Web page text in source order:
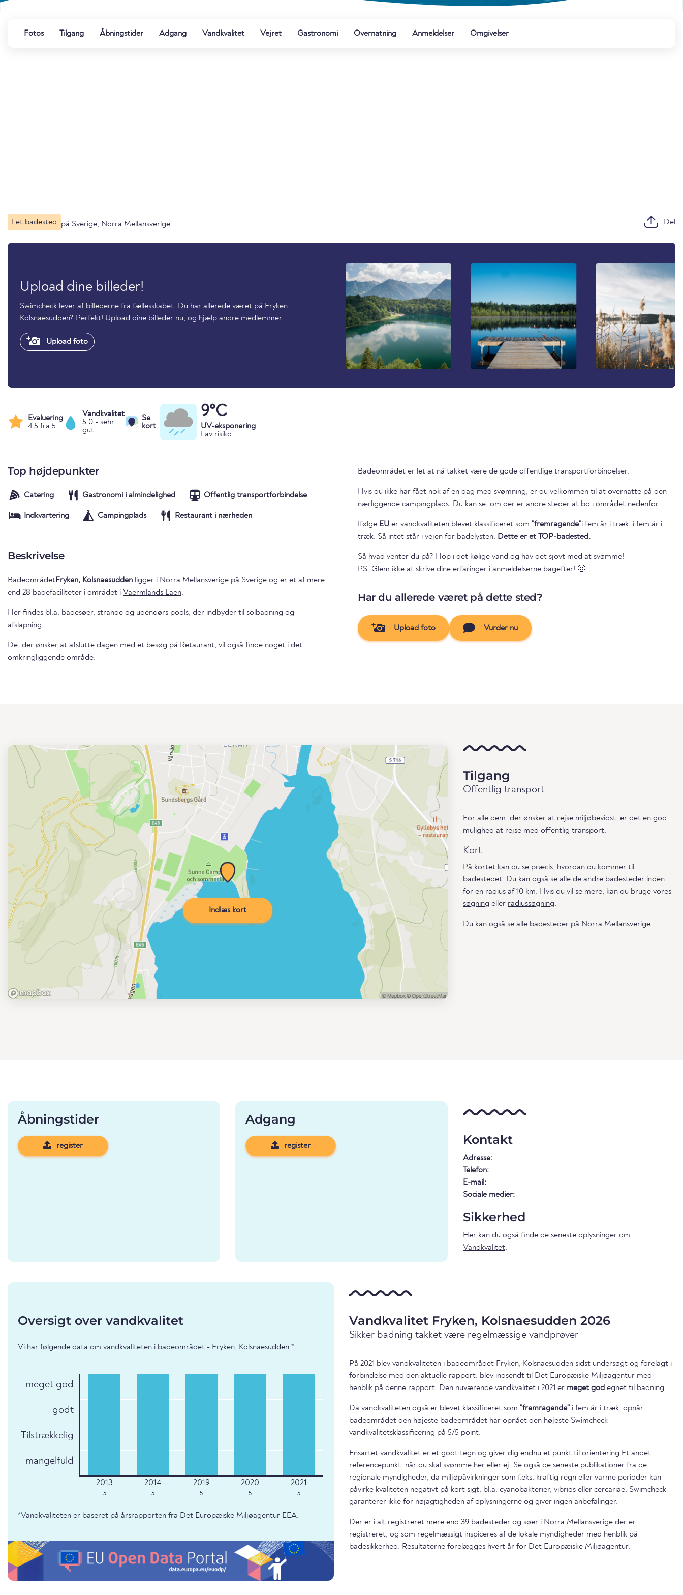
Fotos Tilgang Åbningstider Adgang Vandkvalitet Vejret Gastronomi Overnatning Anmeldelser Omgivelser
Let badested på Sverige, Norra Mellansverige Del
Upload dine billeder!
Swimcheck lever af billederne fra fællesskabet. Du har allerede været på Fryken,
Kolsnaesudden? Perfekt! Upload dine billeder nu, og hjælp andre medlemmer.
Upload foto
Evaluering
4.5 fra 5
Vandkvalitet
5.0 - sehr
gut
Se
kort
9°C
UV-eksponering
Lav risiko
Top højdepunkter
Catering Gastronomi i almindelighed Offentlig transportforbindelse
Indkvartering Campingplads Restaurant i nærheden
Beskrivelse
BadeområdetFryken, Kolsnaesudden ligger i Norra Mellansverige på Sverige og er et af mere
end 28 badefaciliteter i området i Vaermlands Laen.
Her findes bl.a. badesøer, strande og udendørs pools, der indbyder til solbadning og
afslapning.
De, der ønsker at afslutte dagen med et besøg på Retaurant, vil også finde noget i det
omkringliggende område.
Badeområdet er let at nå takket være de gode offentlige transportforbindelser.
Hvis du ikke har fået nok af en dag med svømning, er du velkommen til at overnatte på den
nærliggende campingplads. Du kan se, om der er andre steder at bo i området nedenfor.
Ifølge EU er vandkvaliteten blevet klassificeret som "fremragende"i fem år i træk. i fem år i
træk. Så intet står i vejen for badelysten. Dette er et TOP-badested.
Så hvad venter du på? Hop i det kølige vand og hav det sjovt med at svømme!
PS: Glem ikke at skrive dine erfaringer i anmeldelserne bagefter! 🙂
Har du allerede været på dette sted?
Upload foto Vurder nu
Indlæs kort
Tilgang
Offentlig transport
For alle dem, der ønsker at rejse miljøbevidst, er det en god
mulighed at rejse med offentlig transport.
Kort
På kortet kan du se præcis, hvordan du kommer til
badestedet. Du kan også se alle de andre badesteder inden
for en radius af 10 km. Hvis du vil se mere, kan du bruge vores
søgning eller radiussøgning.
Du kan også se alle badesteder på Norra Mellansverige.
Åbningstider
register
Adgang
register Kontakt
Adresse:
Telefon:
E-mail:
Sociale medier:
Sikkerhed
Her kan du også finde de seneste oplysninger om
Vandkvalitet.
Oversigt over vandkvalitet
Vi har følgende data om vandkvaliteten i badeområdet - Fryken, Kolsnaesudden *.
meget god
godt
Tilstrækkelig
mangelfuld
5 5 5 5 5
*Vandkvaliteten er baseret på årsrapporten fra Det Europæiske Miljøagentur EEA.
Vandkvalitet Fryken, Kolsnaesudden 2026
Sikker badning takket være regelmæssige vandprøver
På 2021 blev vandkvaliteten i badeområdet Fryken, Kolsnaesudden sidst undersøgt og forelagt i
forbindelse med den aktuelle rapport. blev indsendt til Det Europæiske Miljøagentur med
henblik på denne rapport. Den nuværende vandkvalitet i 2021 er meget god egnet til badning.
Da vandkvaliteten også er blevet klassificeret som "fremragende" i fem år i træk, opnår
badeområdet den højeste badeområdet har opnået den højeste Swimcheck-
vandkvalitetsklassificering på 5/5 point.
Ensartet vandkvalitet er et godt tegn og giver dig endnu et punkt til orientering Et andet
referencepunkt, når du skal svømme her eller ej. Se også de seneste publikationer fra de
regionale myndigheder, da miljøpåvirkninger som f.eks. kraftig regn eller varme perioder kan
påvirke kvaliteten negativt på kort sigt. bl.a. cyanobakterier, vibrios eller cercariae. Swimcheck
garanterer ikke for nøjagtigheden af oplysningerne og giver ingen anbefalinger.
Der er i alt registreret mere end 39 badesteder og søer i Norra Mellansverige der er
registreret, og som regelmæssigt inspiceres af de lokale myndigheder med henblik på
badesikkerhed. Resultaterne forelægges hvert år for Det Europæiske Miljøagentur.